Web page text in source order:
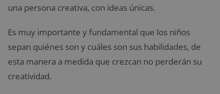
una persona creativa, con ideas únicas.
Es muy importante y fundamental que los niños
sepan quiénes son y cuáles son sus habilidades, de
esta manera a medida que crezcan no perderán su
creatividad.